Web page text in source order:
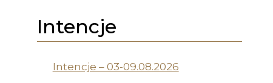
Intencje
Intencje – 03-09.08.2026